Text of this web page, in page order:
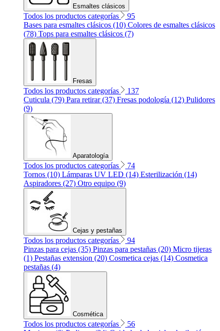
Esmaltes clásicos
Todos los productos categorías
95
Bases para esmaltes clásicos (10) Colores de esmaltes clásicos
(78) Tops para esmaltes clásicos (7)
Fresas
Todos los productos categorías
137
Cuticula (79) Para retirar (37) Fresas podología (12) Pulidores
(9)
Aparatología
Todos los productos categorías
74
Tornos (10) Lámparas UV LED (14) Esterilización (14)
Aspiradores (27) Otro equipo (9)
Cejas y pestañas
Todos los productos categorías
94
Pinzas para cejas (35) Pinzas para pestañas (20) Micro tijeras
(1) Pestañas extension (20) Cosmetica cejas (14) Cosmetica
pestañas (4)
Cosmética
Todos los productos categorías
56